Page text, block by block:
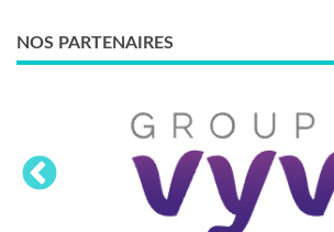
NOS PARTENAIRES